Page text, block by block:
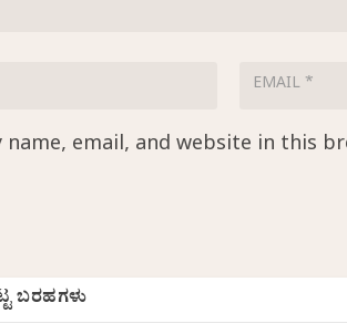
name, email, and website in this
ಬರಹಗಳು